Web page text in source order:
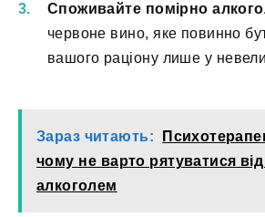
Споживайте помірно
червоне вино, яке повинно
вашого раціону лише у
Зараз читають:
чому не варто рятуватися
алкоголем